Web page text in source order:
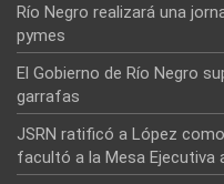
Río Negro realizará una
pymes
El Gobierno de Río Negro
garrafas
JSRN ratificó a López
facultó a la Mesa Ejecutiva